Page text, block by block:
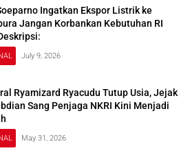
Ingatkan Ekspor Listrik ke
Jangan Korbankan Kebutuhan RI
July 9, 2026
Ryamizard Ryacudu Tutup Usia, Jejak
Sang Penjaga NKRI Kini Menjadi
May 31, 2026